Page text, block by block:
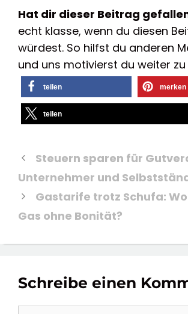
Hat dir dieser Beitrag
echt klasse, wenn du diesen
würdest. So hilfst du anderen
und uns motivierst du weiter
teilen merken
teilen
Steuern sparen für
Unternehmer und
Gastarife trotz Schufa:
Gas ohne Bonität?
Schreibe einen